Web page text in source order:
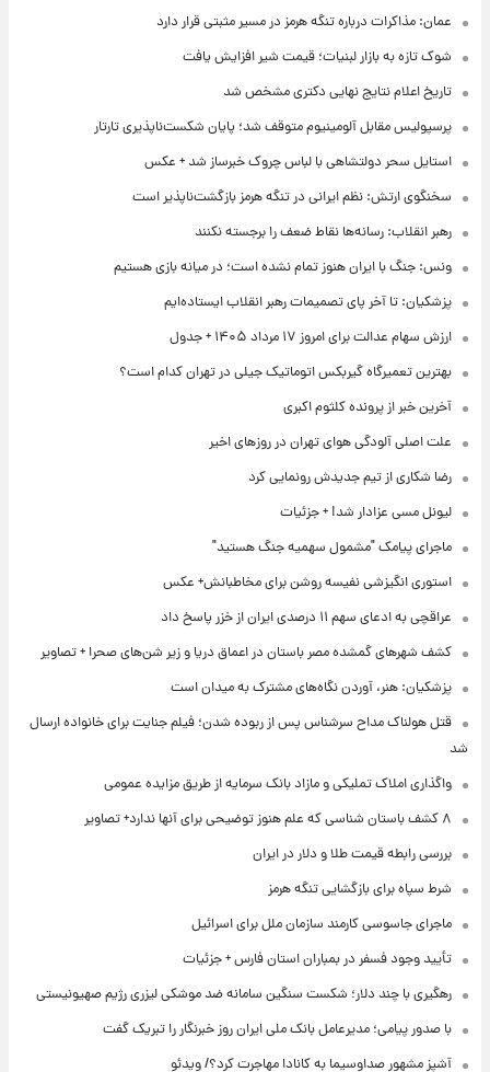
عمان: مذاکرات درباره تنگه هرمز در مسیر مثبتی قرار دارد
شوک تازه به بازار لبنیات؛ قیمت شیر افزایش یافت
تاریخ اعلام نتایج نهایی دکتری مشخص شد
پرسپولیس مقابل آلومینیوم متوقف شد؛ پایان شکست‌ناپذیری تارتار
استایل سحر دولتشاهی با لباس چروک خبرساز شد + عکس
سخنگوی ارتش: نظم ایرانی در تنگه هرمز بازگشت‌ناپذیر است
رهبر انقلاب: رسانه‌ها نقاط ضعف را برجسته نکنند
ونس: جنگ با ایران هنوز تمام نشده است؛ در میانه بازی هستیم
پزشکیان: تا آخر پای تصمیمات رهبر انقلاب ایستاده‌ایم
ارزش سهام عدالت برای امروز ۱۷ مرداد ۱۴۰۵ + جدول
بهترین تعمیرگاه گیربکس اتوماتیک جیلی در تهران کدام است؟
آخرین خبر از پرونده کلثوم اکبری
علت اصلی آلودگی هوای تهران در روزهای اخیر
رضا شکاری از تیم جدیدش رونمایی کرد
لیونل مسی عزادار شد! + جزئیات
ماجرای پیامک "مشمول سهمیه جنگ هستید"
استوری انگیزشی نفیسه روشن برای مخاطبانش+ عکس
عراقچی به ادعای سهم ۱۱ درصدی ایران از خزر پاسخ داد
کشف شهرهای گمشده مصر باستان در اعماق دریا و زیر شن‌های صحرا + تصاویر
پزشکیان: هنر، آوردن نگاه‌های مشترک به میدان است
قتل هولناک مداح سرشناس پس از ربوده شدن؛ فیلم جنایت برای خانواده ارسال
شد
واگذاری املاک تملیکی و مازاد بانک سرمایه از طریق مزایده عمومی
۸ کشف باستان شناسی که علم هنوز توضیحی برای آنها ندارد+ تصاویر
بررسی رابطه قیمت طلا و دلار در ایران
شرط سپاه برای بازگشایی تنگه هرمز
ماجرای جاسوسی کارمند سازمان ملل برای اسرائیل
تأیید وجود فسفر در بمباران استان فارس + جزئیات
رهگیری با چند دلار؛ شکست سنگین سامانه ضد موشکی لیزری رژیم صهیونیستی
با صدور پیامی؛ مدیرعامل بانک ملی ایران روز خبرنگار را تبریک گفت
آشپز مشهور صداوسیما به کانادا مهاجرت کرد؟/ ویدئو